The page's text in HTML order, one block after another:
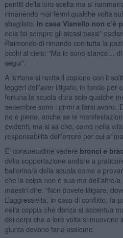
pentiti della loro scelta ma si
rimanendo mal fermi qualche volta
sbagliato. In casa Vianello non c’è
noia fai sempre gli stessi passi”
Raimondo di rimando con tutta la
occhi al cielo: “Ma io sono stanco…
segui”.
A lezione si recita il copione con il
leggeri dell’aver litigato, in fondo per
fortuna la scuola dura solo qualche
settembre sono i primi a farsi avanti.
ne è pieno, anche se le
evidenti, ma si sa che, come nella
responsabilità dell’errore per cui al
E’ consuetudine vedere bronci e
della sopportazione andare a
ballerino/a della scuola come a
che la colpa non è sua ma dell’altro/
maestri dire: “Non dovete litigare,
L’aggressività, in caso di conflitto, fa
nella coppia che danza si accentua
dei corpi che a loro volta si muovono
giunta devono farlo assieme.